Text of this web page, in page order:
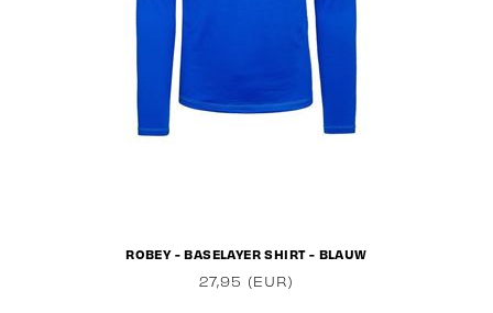
ROBEY - BASELAYER SHIRT - BLAUW
27,95 (EUR)